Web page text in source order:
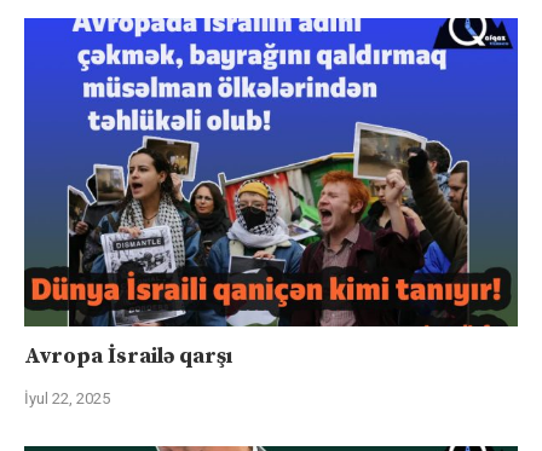
Avropa İsrailə qarşı
İyul 22, 2025